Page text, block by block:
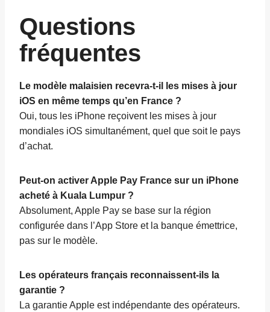
Questions
fréquentes
Le modèle malaisien recevra-t-il les mises à jour
iOS en même temps qu’en France ?
Oui, tous les iPhone reçoivent les mises à jour
mondiales iOS simultanément, quel que soit le pays
d’achat.
Peut-on activer Apple Pay France sur un iPhone
acheté à Kuala Lumpur ?
Absolument, Apple Pay se base sur la région
configurée dans l’App Store et la banque émettrice,
pas sur le modèle.
Les opérateurs français reconnaissent-ils la
garantie ?
La garantie Apple est indépendante des opérateurs.